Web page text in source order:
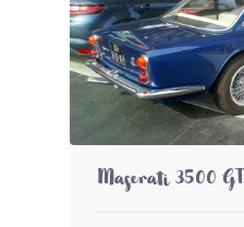
Maserati 3500 GT